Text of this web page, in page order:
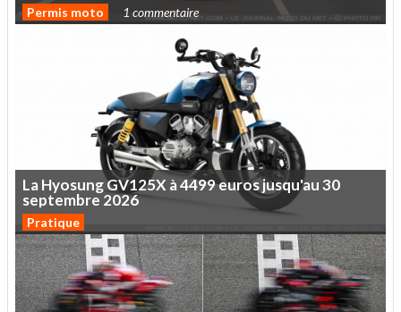
Permis moto 1 commentaire
LaHyosungGV125X à4499eurosjusqu'au30
septembre 2026
Pratique